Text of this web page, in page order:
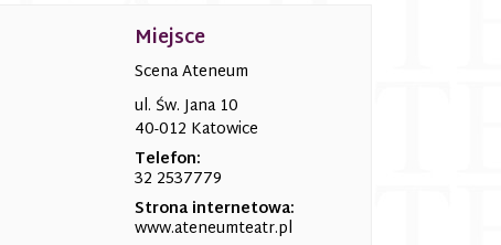
Miejsce
Scena Ateneum
ul. Św. Jana 10
40-012 Katowice
Telefon:
32 2537779
Strona internetowa:
www.ateneumteatr.pl